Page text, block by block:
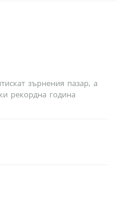
зърнения пазар, а
рекордна година